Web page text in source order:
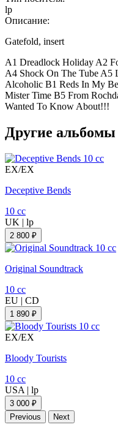
lp
Описание:
Gatefold, insert
A1 Dreadlock Holiday A2
A4 Shock On The Tube A5
Alcoholic B1 Reds In My
Mister Time B5 From
Wanted To Know About!!!
Другие альбомы
EX/EX
Deceptive Bends
10 cc
UK | lp
2 800 ₽
Original Soundtrack
10 cc
EU | CD
1 890 ₽
EX/EX
Bloody Tourists
10 cc
USA | lp
3 000 ₽
Previous
Next